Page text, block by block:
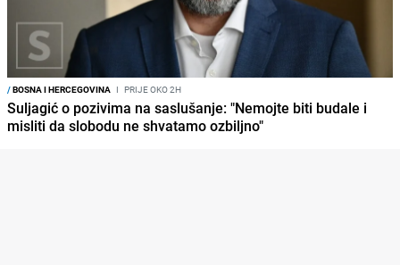
/BOSNA I HERCEGOVINA I PRIJE OKO 2H
Suljagić o pozivima na saslušanje: "Nemojte biti budale i
misliti da slobodu ne shvatamo ozbiljno"